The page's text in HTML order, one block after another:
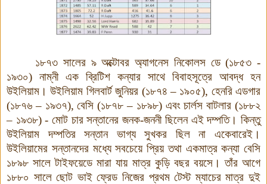
১৮৭৩ সালের ৯ অক্টোবর অ্যাগনেস নিকোলস ডে (১৮৫৩ -
১৯৩০) নাম্নী এক ব্রিটিশ কন্যার সাথে বিবাহসূত্রে আবদ্ধ হন
উইলিয়াম। উইলিয়াম গিলবার্ট জুনিয়র (১৮৭৪ – ১৯০৫), হেনরি এডগার
(১৮৭৬ – ১৯৩৭), বেসি (১৮৭৮ – ১৮৯৮) এবং চার্লস বাটলার (১৮৮২
– ১৯৩৮) - মোট চার সন্তানের জনক-জননী ছিলেন এই দম্পতি। কিন্তু
উইলিয়াম দম্পতির সন্তান ভাগ্য সুখকর ছিল না একেবারেই।
উইলিয়ামের সন্তানদের মধ্যে সবচেয়ে প্রিয় তথা একমাত্র কন্যা বেসি
১৮৯৮ সালে টাইফয়েডে মারা যায় মাত্র কুড়ি বছর বয়সে। তাঁর আগে
১৮৮০ সালে ছোট ভাই ফ্রেড নিজের প্রথম টেস্ট ম্যাচের মাত্র দুই